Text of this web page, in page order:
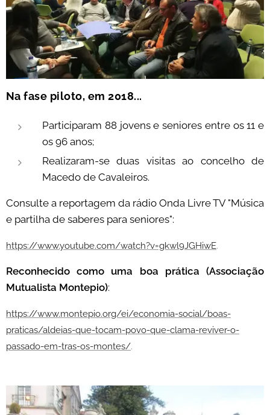
Na fase piloto, em 2018...
Participaram 88 jovens e seniores entre os 11 e
os 96 anos;
Realizaram-se duas visitas ao concelho de
Macedo de Cavaleiros.
Consulte a reportagem da rádio Onda Livre TV "Música
e partilha de saberes para seniores":
https://www.youtube.com/watch?v=gkwl9JGHiwE.
Reconhecido como uma boa prática (Associação
Mutualista Montepio):
https://www.montepio.org/ei/economia-social/boas-
praticas/aldeias-que-tocam-povo-que-clama-reviver-o-
passado-em-tras-os-montes/.